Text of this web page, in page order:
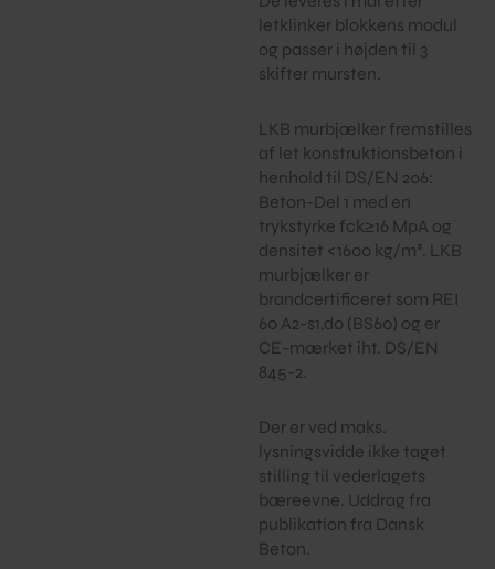
letklinker blokkens modul
og passer i højden til 3
skifter mursten.
LKB murbjælker fremstilles
af let konstruktionsbeton i
henhold til DS/EN 206:
Beton-Del 1 med en
trykstyrke fck≥16 MpA og
densitet <1600 kg/m³. LKB
murbjælker er
brandcertificeret som REI
60 A2-s1,d0 (BS60) og er
CE-mærket iht. DS/EN
845-2.
Der er ved maks.
lysningsvidde ikke taget
stilling til vederlagets
bæreevne. Uddrag fra
publikation fra Dansk
Beton.